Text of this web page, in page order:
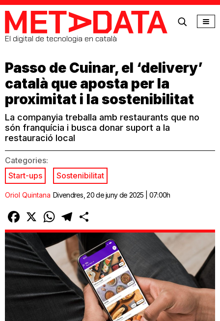
MetaData
El digital de tecnologia en català
Passo de Cuinar, el ‘delivery’
català que aposta per la
proximitat i la sostenibilitat
La companyia treballa amb restaurants que no
són franquícia i busca donar suport a la
restauració local
Categories:
Start-ups
Sostenibilitat
Oriol Quintana Divendres, 20 de juny de 2025 | 07:00h
Facebook
X WhatsAppTelegram